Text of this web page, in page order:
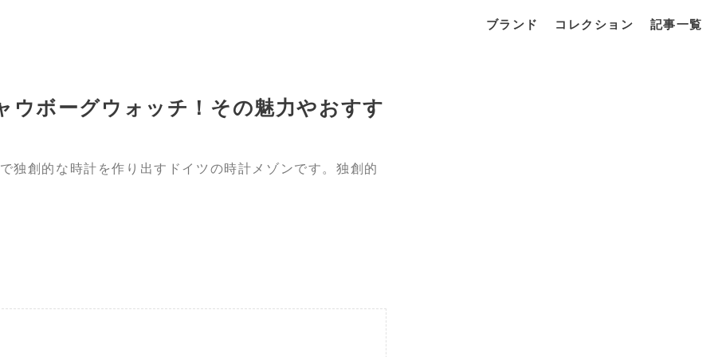
ブランド コレクション 記事一覧
ウボーグウォッチ！その魅力やおすす
独創的な時計を作り出すドイツの時計メゾンです。独創的